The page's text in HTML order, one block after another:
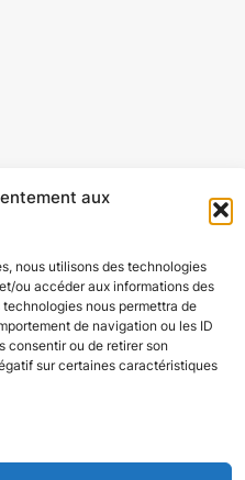
aux
nous utilisons des technologies
ou accéder aux informations des
nous permettra de
de navigation ou les ID
consentir ou de retirer son
sur certaines caractéristiques
et activités en Dordogne
Nos valeurs